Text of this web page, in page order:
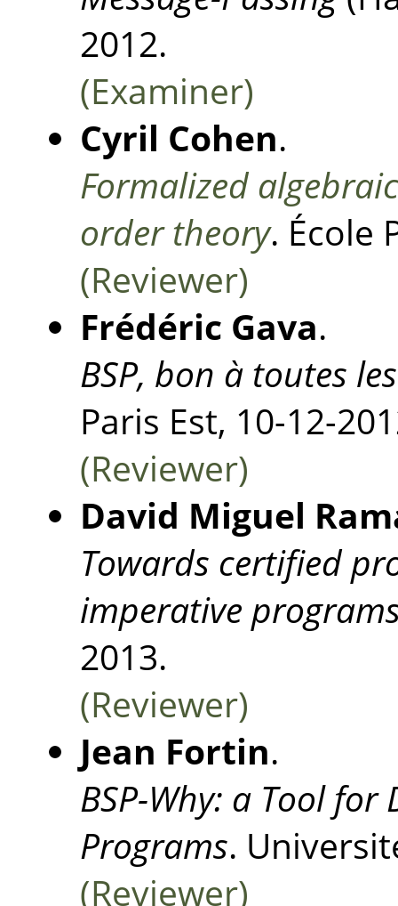
2012.
(Examiner)
Cyril Cohen.
Formalized
order theory. École
(Reviewer)
Frédéric Gava.
BSP, bon à toutes
Paris Est, 10-12-
(Reviewer)
David Miguel
Towards certified
imperative
2013.
(Reviewer)
Jean Fortin.
BSP-Why: a Tool
Programs.
(Reviewer)